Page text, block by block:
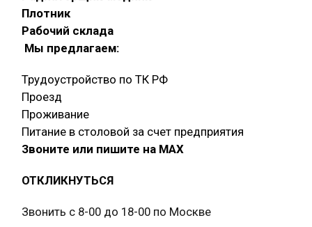
Плотник
Рабочий склада
Мы предлагаем:
Трудоустройство по ТК РФ
Проезд
Проживание
Питание в столовой за счет предприятия
Звоните или пишите на МАХ
ОТКЛИКНУТЬСЯ
Звонить с 8-00 до 18-00 по Москве